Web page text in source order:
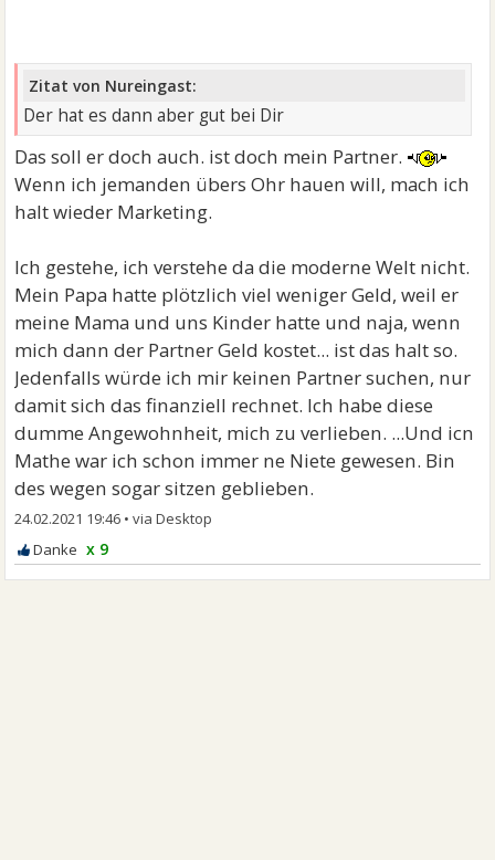
Zitat von Nureingast:
Der hat es dann aber gut bei Dir
Das soll er doch auch. ist doch mein Partner.
Wenn ich jemanden übers Ohr hauen will, mach ich
halt wieder Marketing.
Ich gestehe, ich verstehe da die moderne Welt nicht.
Mein Papa hatte plötzlich viel weniger Geld, weil er
meine Mama und uns Kinder hatte und naja, wenn
mich dann der Partner Geld kostet... ist das halt so.
Jedenfalls würde ich mir keinen Partner suchen, nur
damit sich das finanziell rechnet. Ich habe diese
dumme Angewohnheit, mich zu verlieben. ...Und icn
Mathe war ich schon immer ne Niete gewesen. Bin
des wegen sogar sitzen geblieben.
24.02.2021 19:46 •
x 9